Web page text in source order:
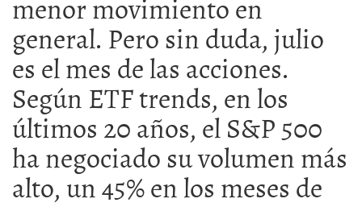
general. Pero sin duda, julio
es el mes de las acciones.
Según ETF trends, en los
últimos 20 años, el S&P 500
ha negociado su volumen más
alto, un 45% en los meses de